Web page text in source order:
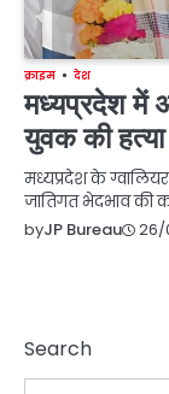
क्राइम देश
मध्यप्रदेश में
युवक की हत्या
मध्यप्रदेश के
जातिगत भेदभाव की
byJP Bureau 26/
Search